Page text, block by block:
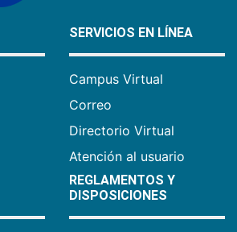
SERVICIOS EN LÍNEA
Campus Virtual
Correo
Directorio Virtual
Atención al usuario
REGLAMENTOS Y
DISPOSICIONES